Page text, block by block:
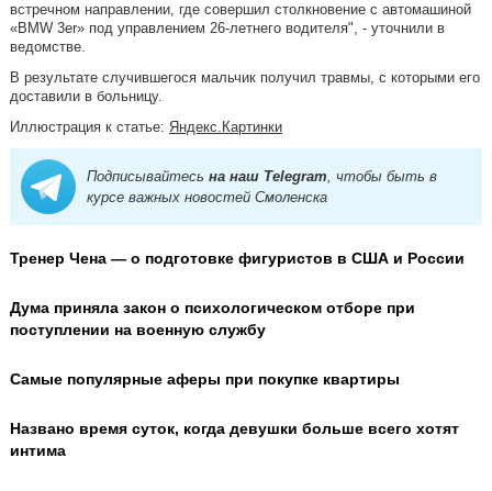
встречном направлении, где совершил столкновение с автомашиной
«BMW 3er» под управлением 26-летнего водителя", - уточнили в
ведомстве.
В результате случившегося мальчик получил травмы, с которыми его
доставили в больницу.
Иллюстрация к статье: Яндекс.Картинки
Подписывайтесь на наш Telegram, чтобы быть в
курсе важных новостей Смоленска
Тренер Чена — о подготовке фигуристов в США и России
Дума приняла закон о психологическом отборе при
поступлении на военную службу
Самые популярные аферы при покупке квартиры
Названо время суток, когда девушки больше всего хотят
интима